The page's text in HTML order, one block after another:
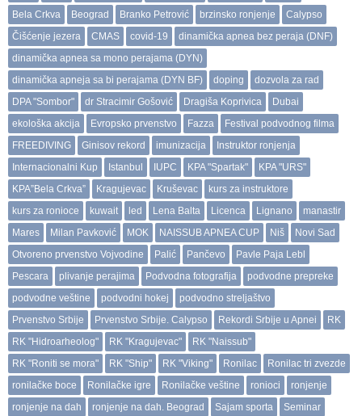
Bela Crkva
Beograd Branko Petrović brzinsko ronjenje
Calypso
Čišćenje jezera
CMAS covid-19
dinamička apnea bez peraja (DNF)
dinamička apnea sa mono perajama (DYN)
dinamička apneja sa bi perajama (DYN BF)
doping
dozvola za rad
DPA "Sombor"
dr Stracimir Gošović Dragiša Koprivica
Dubai
ekološka akcija
Evropsko prvenstvo Fazza
Festival podvodnog filma
FREEDIVING
Ginisov rekord imunizacija
Instruktor ronjenja
Internacionalni Kup
Istanbul IUPC KPA "Spartak"
KPA "URS"
KPA”Bela Crkva”
Kragujevac Kruševac
kurs za instruktore
kurs za ronioce
kuwait led Lena Balta Licenca Lignano
manastir
Mares
Milan Pavković MOK NAISSUB APNEA CUP Niš
Novi Sad
Otvoreno prvenstvo Vojvodine
Palić Pančevo
Pavle Paja Lebl
Pescara
plivanje perajima Podvodna fotografija
podvodne prepreke
podvodne veštine
podvodni hokej
podvodno streljaštvo
Prvenstvo Srbije
Prvenstvo Srbije. Calypso Rekordi Srbije u Apnei
RK
RK "Hidroarheolog"
RK "Kragujevac"
RK "Naissub"
RK "Roniti se mora"
RK "Ship" RK "Viking" Ronilac
Ronilac tri zvezde
ronilačke boce
Ronilačke igre Ronilačke veštine ronioci
ronjenje
ronjenje na dah
ronjenje na dah. Beograd Sajam sporta
Seminar